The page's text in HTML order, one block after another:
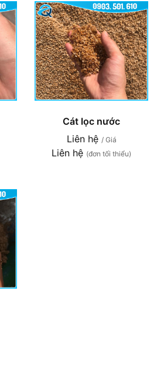
Cát lọc nước
Liên hệ / Giá
Liên hệ (đơn tối thiểu)